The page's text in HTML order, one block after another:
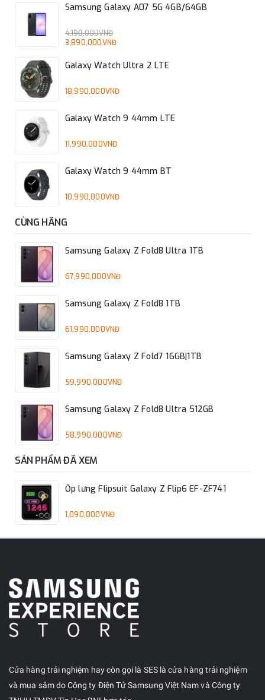
Samsung Galaxy A07 5G 4GB/64GB
4,190,000VNĐ
3,890,000VNĐ
Galaxy Watch Ultra 2 LTE
18,990,000VNĐ
Galaxy Watch 9 44mm LTE
11,990,000VNĐ
Galaxy Watch 9 44mm BT
10,990,000VNĐ
CÙNG HÃNG
Samsung Galaxy Z Fold8 Ultra 1TB
67,990,000VNĐ
Samsung Galaxy Z Fold8 1TB
61,990,000VNĐ
Samsung Galaxy Z Fold7 16GB|1TB
59,990,000VNĐ
Samsung Galaxy Z Fold8 Ultra 512GB
58,990,000VNĐ
SẢN PHẨM ĐÃ XEM
Ốp lưng Flipsuit Galaxy Z Flip6 EF-ZF741
1,090,000VNĐ
Cửa hàng trải nghiệm hay còn gọi là SES là cửa hàng trải nghiệm
và mua sắm do Công ty Điện Tử Samsung Việt Nam và Công ty